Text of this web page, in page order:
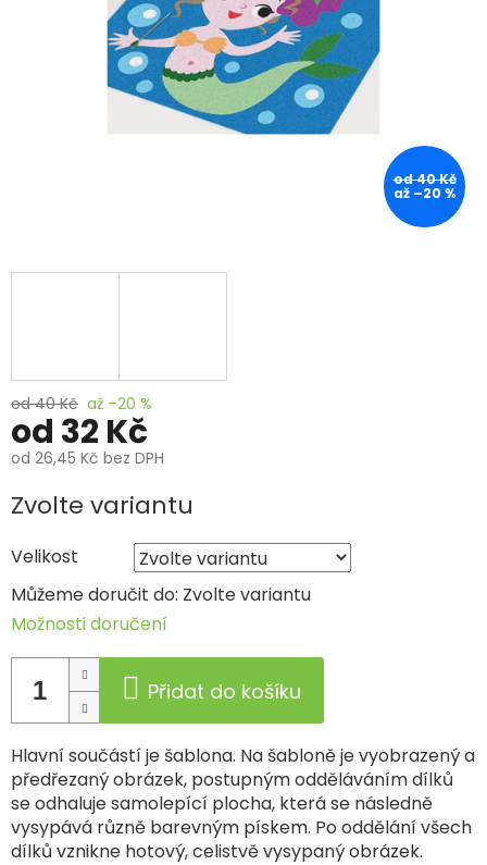
od 40 Kč
až –20 %
od 40 Kč až –20 %
od 32 Kč
od 26,45 Kč bez DPH
Měrná
cena:
Zvolte variantu
Velikost
Můžeme doručit do: Zvolte variantu
Možnosti doručení
Přidat do košíku
Hlavní součástí je šablona. Na šabloně je vyobrazený a
předřezaný obrázek, postupným odděláváním dílků
se odhaluje samolepící plocha, která se následně
vysypává různě barevným pískem. Po oddělání všech
dílků vznikne hotový, celistvě vysypaný obrázek.